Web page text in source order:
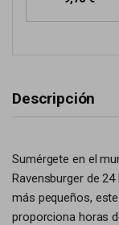
Descripción
Sumérgete en el
Ravensburger de
más pequeños,
proporciona horas